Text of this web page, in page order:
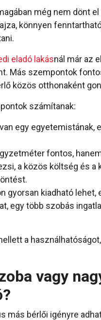
még nem dönt
könnyen
eladó lakásnál már az
Más szempontok
közös otthonaként
számítanak:
egy egyetemistának,
fontos,
a közös költség és a
gyorsan kiadható
egy több szobás
a
vagy
más bérlői igényre